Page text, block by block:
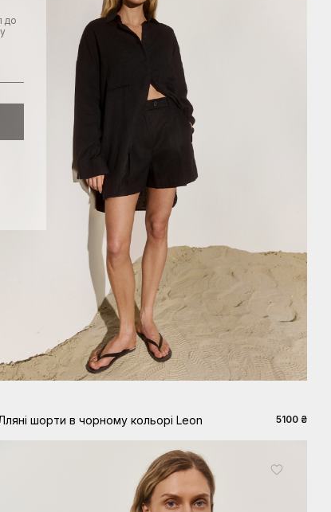
XSSM L XL
шорти в чорному кольорі Leon 5100 ₴
до